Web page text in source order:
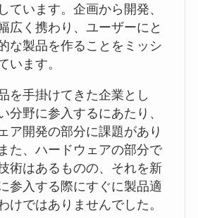
ています。企画から開発、
広く携わり、ユーザーにと
な製品を作ることをミッシ
います。
を手掛けてきた企業とし
分野に参入するにあたり、
ア開発の部分に課題があり
た、ハードウェアの部分で
術はあるものの、それを新
参入する際にすぐに製品適
けではありませんでした。